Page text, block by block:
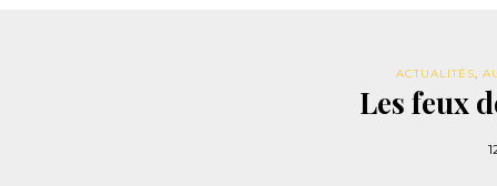
ACTUALITÉS,
Les feux